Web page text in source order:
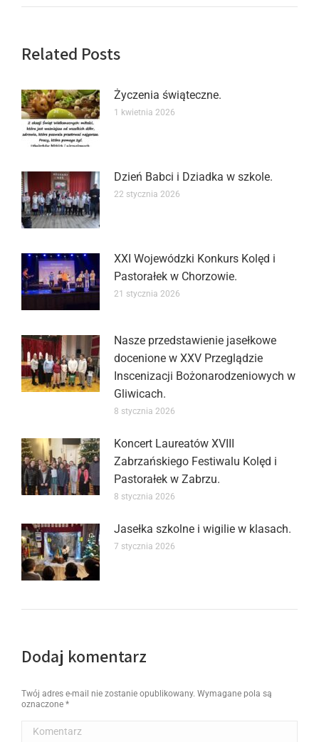
Related Posts
Życzenia świąteczne.
1 kwietnia 2026
Dzień Babci i Dziadka w szkole.
22 stycznia 2026
XXI Wojewódzki Konkurs Kolęd i
Pastorałek w Chorzowie.
21 stycznia 2026
Nasze przedstawienie jasełkowe
docenione w XXV Przeglądzie
Inscenizacji Bożonarodzeniowych w
Gliwicach.
8 stycznia 2026
Koncert Laureatów XVIII
Zabrzańskiego Festiwalu Kolęd i
Pastorałek w Zabrzu.
8 stycznia 2026
Jasełka szkolne i wigilie w klasach.
7 stycznia 2026
Dodaj komentarz
Twój adres e-mail nie zostanie opublikowany. Wymagane pola są
oznaczone *
Komentarz